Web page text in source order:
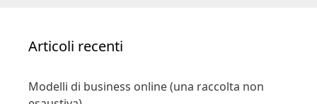
Articoli recenti
Modelli di business online (una raccolta non